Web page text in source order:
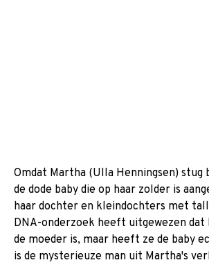
Omdat Martha (Ulla Henningsen)
de dode baby die op haar zolder is
haar dochter en kleindochters met
DNA-onderzoek heeft uitgewezen dat
de moeder is, maar heeft ze de baby
is de mysterieuze man uit Martha's